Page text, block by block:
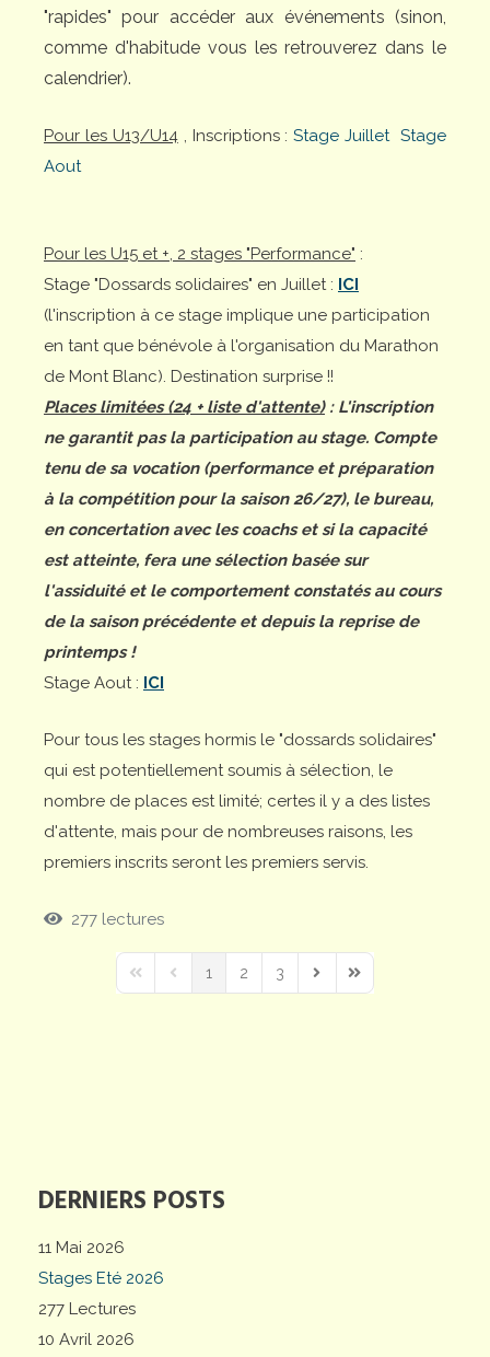
DERNIERS POSTS
11 Mai 2026
Stages Eté 2026
277 Lectures
10 Avril 2026
"rapides" pour accéder aux événements (sinon,
comme d'habitude vous les retrouverez dans le
calendrier).
Pour les U13/U14, Inscriptions :Stage Juillet Stage
Aout
Pour les U15 et +, 2 stages "Performance" :
Stage "Dossards solidaires" en Juillet : ICI
(l'inscription à ce stage implique une participation
en tant que bénévole à l'organisation du Marathon
de Mont Blanc). Destination surprise !!
Places limitées (24 + liste d'attente): L'inscription
ne garantit pas la participation au stage. Compte
tenu de sa vocation (performance et préparation
à la compétition pour la saison 26/27), le bureau,
en concertation avec les coachs et si la capacité
est atteinte, fera une sélection basée sur
l'assiduité et le comportement constatés au cours
de la saison précédente et depuis la reprise de
printemps !
Stage Aout : ICI
Pour tous les stages hormis le "dossards solidaires"
qui est potentiellement soumis à sélection, le
nombre de places est limité; certes il y a des listes
d'attente, mais pour de nombreuses raisons, les
premiers inscrits seront les premiers servis.
277 lectures
First PagePrevious Page
1 2 3
Next PageLast Page